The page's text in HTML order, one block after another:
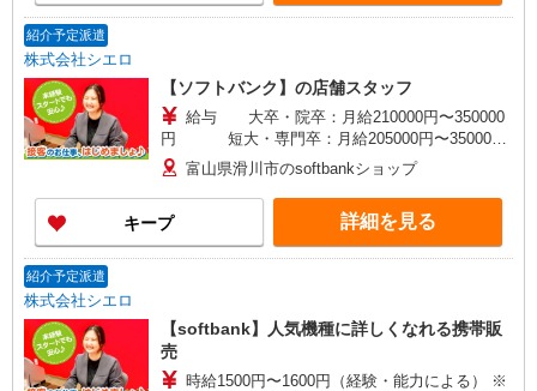
紹介予定派遣
株式会社シエロ
【ソフトバンク】の店舗スタッフ
給与 大卒・院卒：月給210000円〜350000
円 短大・専門卒：月給205000円〜350000
円 高卒：月給200000円〜350000
円 ※別途支給（時間外手当、地域手当、役割手
当、資格手当） ※個人実績に応じて報奨金・イン
センティブあり ※経験・能力・年齢を考慮して金
額を決定致します。 ＜補足事項＞ ・資格手当・役
ンセンティブ支給(規定有) ゜・。○。・゜+゜・。
富山県滑川市のsoftbankショップ
キープ 詳細を見る
紹介予定派遣
株式会社シエロ
【softbank】人気機種に詳しくなれる携帯販
売
時給1500円〜1600円（経験・能力による） ※